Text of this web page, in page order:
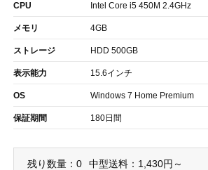
CPU Intel Core i5 450M 2.4GHz
メモリ 4GB
ストレージ HDD 500GB
表示能力 15.6インチ
OS Windows 7 Home Premium
保証期間 180日間
残り数量：0 中型送料：1,430円～